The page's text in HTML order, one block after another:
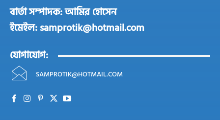
বার্তা সম্পাদক: আমির হোসেন
ইমেইল: samprotik@hotmail.com
যোগাযোগ:
SAMPROTIK@HOTMAIL.COM